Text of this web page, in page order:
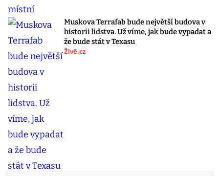
Muskova Terrafab bude největší budova v
historii lidstva. Už víme, jak bude vypadat a
že bude stát v Texasu
Živě.cz